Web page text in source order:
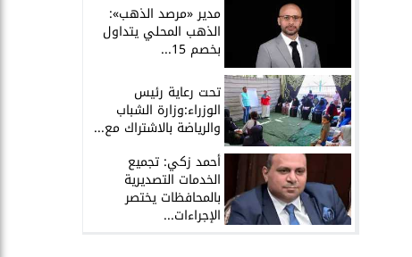
مدير «مرصد الذهب»:
الذهب المحلي يتداول
بخصم 15...
تحت رعاية رئيس
الوزراء:وزارة الشباب
والرياضة بالاشتراك مع...
أحمد زكي: تجميع
الخدمات التصديرية
بالمحافظات يختصر
الإجراءات...